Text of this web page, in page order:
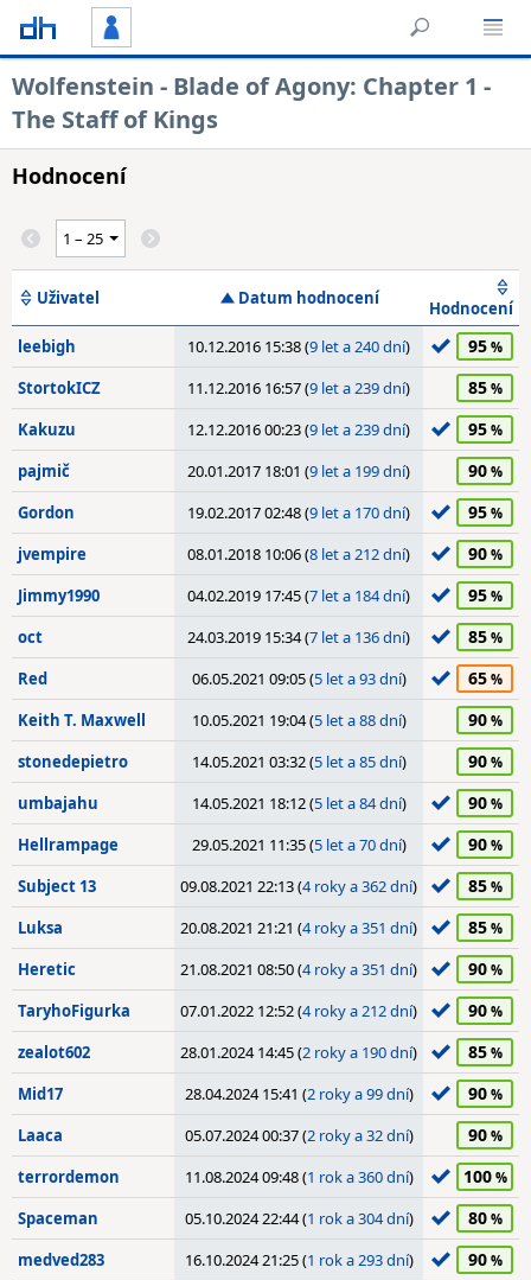
Wolfenstein - Blade of Agony: Chapter 1 -
The Staff of Kings
Hodnocení
Uživatel Datum hodnocení
Hodnocení
leebigh
10.12.2016 15:38 (9 let a 240 dní) 95
StortokICZ 11.12.2016 16:57 (9 let a 239 dní) 85
Kakuzu 12.12.2016 00:23 (9 let a 239 dní) 95
pajmič 20.01.2017 18:01 (9 let a 199 dní) 90
Gordon 19.02.2017 02:48 (9 let a 170 dní) 95
jvempire 08.01.2018 10:06 (8 let a 212 dní) 90
Jimmy1990 04.02.2019 17:45 (7 let a 184 dní) 95
oct 24.03.2019 15:34 (7 let a 136 dní) 85
Red 06.05.2021 09:05 (5 let a 93 dní) 65
Keith T. Maxwell 10.05.2021 19:04 (5 let a 88 dní) 90
stonedepietro 14.05.2021 03:32 (5 let a 85 dní) 90
umbajahu 14.05.2021 18:12 (5 let a 84 dní) 90
Hellrampage 29.05.2021 11:35 (5 let a 70 dní) 90
Subject 13 09.08.2021 22:13 (4 roky a 362 dní) 85
Luksa 20.08.2021 21:21 (4 roky a 351 dní) 85
Heretic 21.08.2021 08:50 (4 roky a 351 dní) 90
TaryhoFigurka 07.01.2022 12:52 (4 roky a 212 dní) 90
zealot602 28.01.2024 14:45 (2 roky a 190 dní) 85
Mid17 28.04.2024 15:41 (2 roky a 99 dní) 90
Laaca 05.07.2024 00:37 (2 roky a 32 dní) 90
terrordemon 11.08.2024 09:48 (1 rok a 360 dní) 100
Spaceman 05.10.2024 22:44 (1 rok a 304 dní) 80
medved283 16.10.2024 21:25 (1 rok a 293 dní) 90